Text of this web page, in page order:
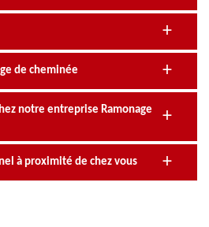
de cheminée
notre entreprise Ramonage
à proximité de chez vous